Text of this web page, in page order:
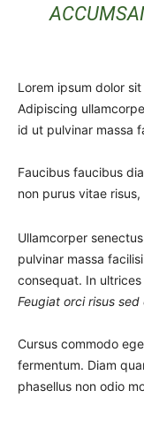
Lorem ipsum dolor
Adipiscing
id ut pulvinar massa
Faucibus faucibus
non purus vitae
Ullamcorper
pulvinar massa
consequat. In
Feugiat orci risus
Cursus commodo
fermentum. Diam
phasellus non odio